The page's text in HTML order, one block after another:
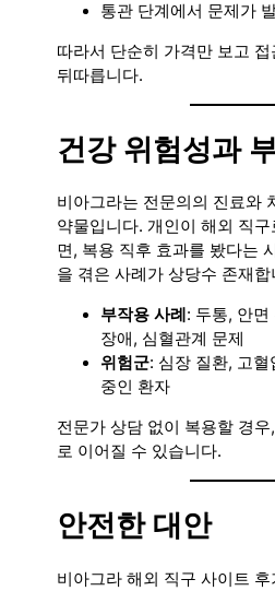
통관 단계에서 문제가
따라서 단순히 가격만 보고
뒤따릅니다.
건강 위험성과
비아그라는 전문의의 진료와
약물입니다. 개인이 해외 직
면, 복용 직후 효과를 봤다는
을 겪은 사례가 상당수 존재합
부작용 사례: 두통, 안
장애, 심혈관계 문제
위험군: 심장 질환, 고
중인 환자
전문가 상담 없이 복용할 경우,
로 이어질 수 있습니다.
안전한 대안
비아그라 해외 직구 사이트